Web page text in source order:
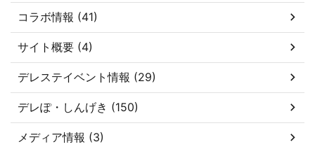
コラボ情報 (41)
サイト概要 (4)
デレステイベント情報 (29)
デレぽ・しんげき (150)
メディア情報 (3)